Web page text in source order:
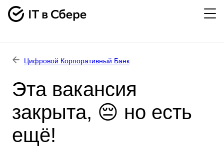
Цифровой Корпоративный Банк
Эта вакансия
закрыта, 😔 но есть
ещё!